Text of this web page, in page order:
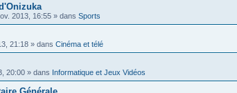
2013, 16:55 » dans Sports
21:18 » dans Cinéma et télé
20:00 » dans Informatique et Jeux Vidéos
Générale